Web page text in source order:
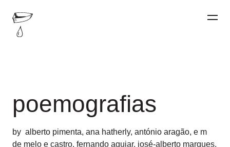
poemografias
by alberto pimenta, ana hatherly, antónio aragão, e m
de melo e castro, fernando aguiar, josé-alberto marques,